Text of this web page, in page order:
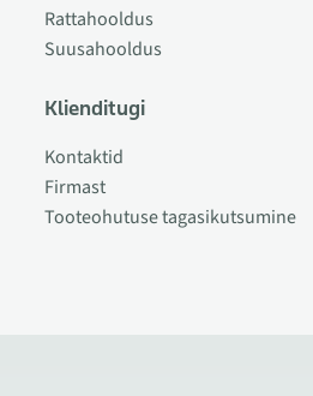
Rattahooldus
Suusahooldus
Klienditugi
Kontaktid
Firmast
Tooteohutuse tagasikutsumine